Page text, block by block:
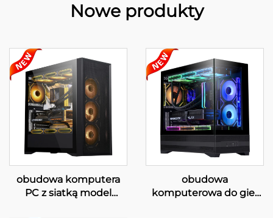
Nowe produkty
obudowa komputera
PC z siatką model
obudowa
komputerowa do gier